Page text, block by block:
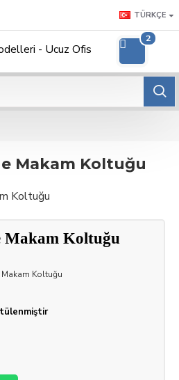
TÜRKÇE
2
Makam Koltuğu
Makam Koltuğu
Koltuğu